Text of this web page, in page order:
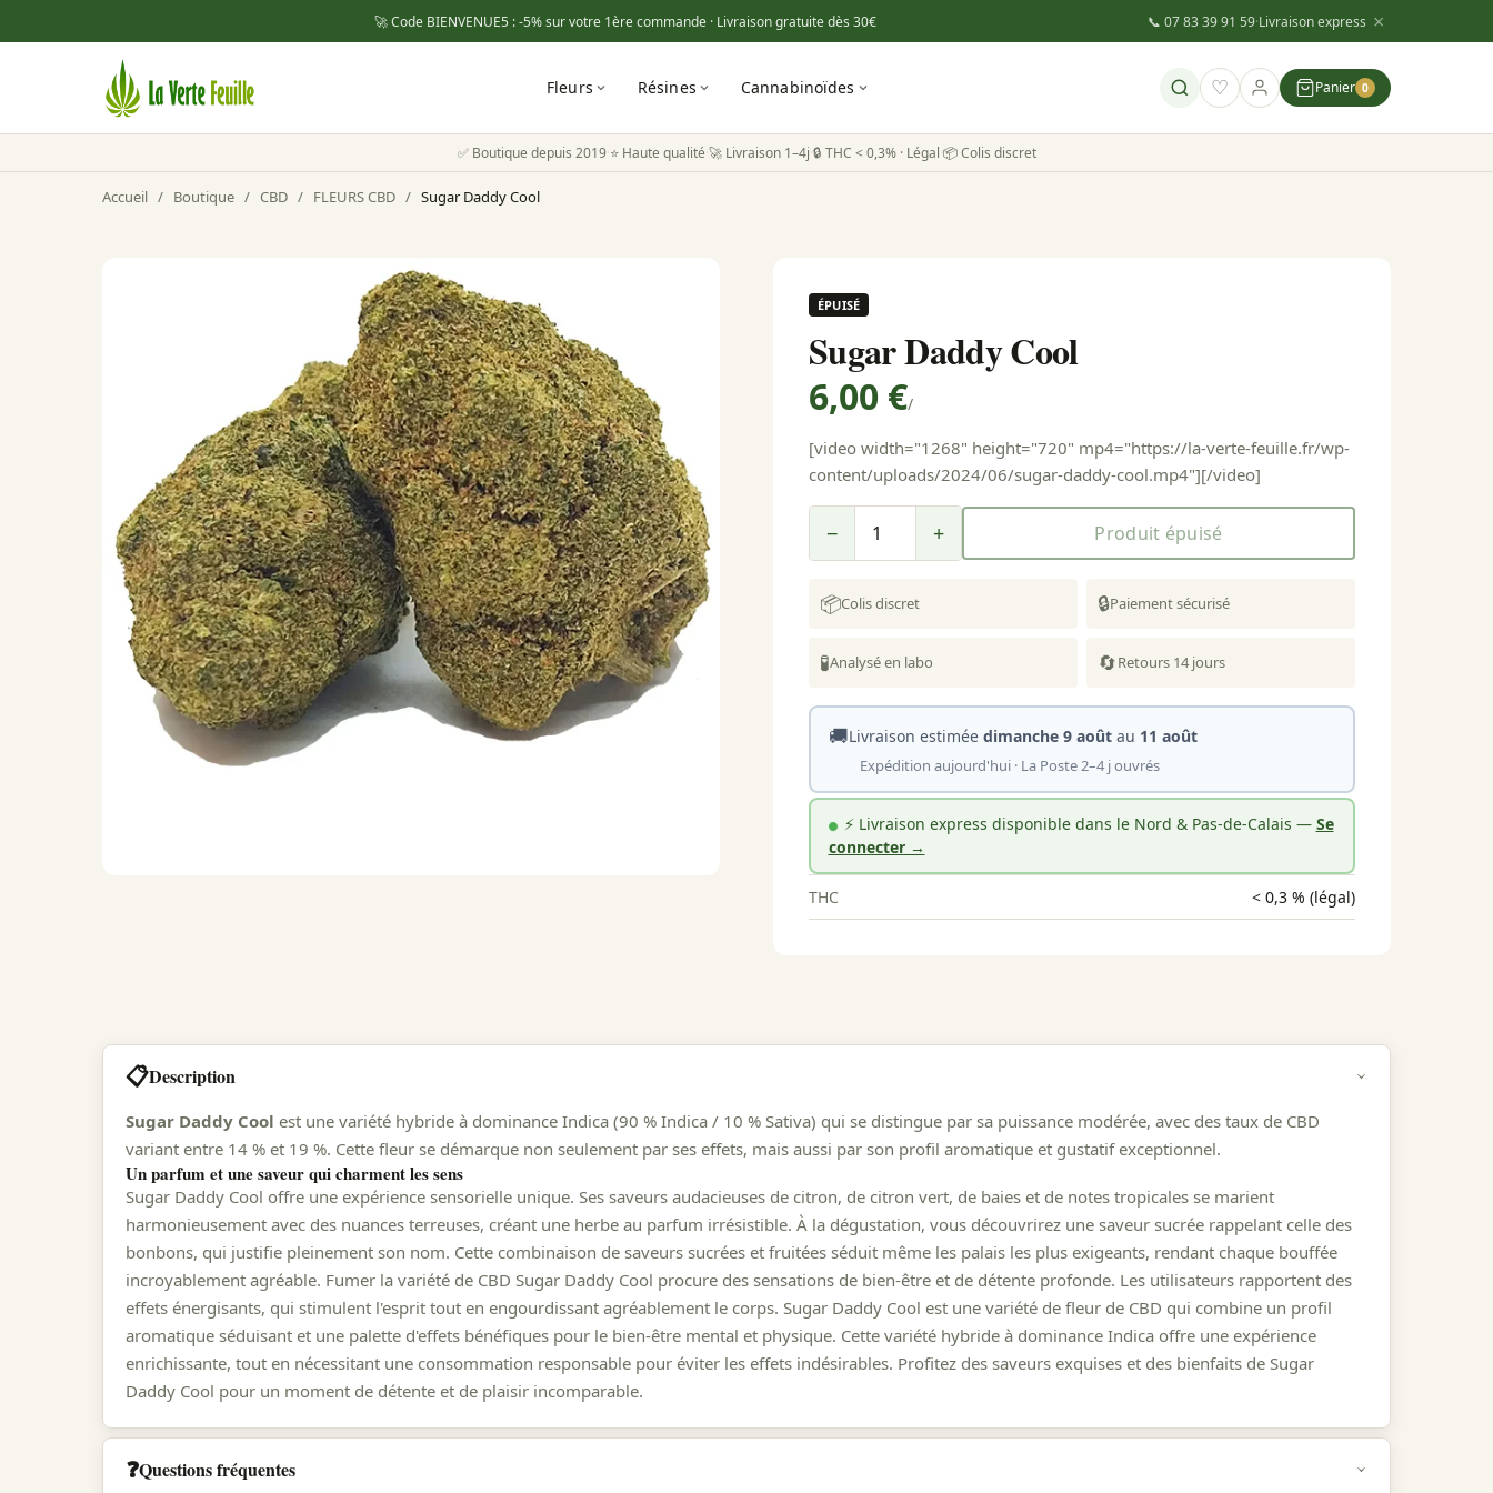
🚀 Code BIENVENUE5: -5% sur votre 1ère commande · Livraison gratuite dès 30€ 📞 07 83 39 91 59·Livraison express ×
Fleurs Résines Cannabinoïdes ♡ Panier 0
✅ Boutique depuis 2019·⭐ Haute qualité·🚀 Livraison 1–4j·🔒 THC < 0,3% · Légal·📦 Colis discret
Accueil / Boutique / CBD / FLEURS CBD / Sugar Daddy Cool
ÉPUISÉ
Sugar Daddy Cool
6,00 €/
[video width="1268" height="720" mp4="https://la-verte-feuille.fr/wp-
content/uploads/2024/06/sugar-daddy-cool.mp4"][/video]
− + Produit épuisé
📦Colis discret 🔒Paiement sécurisé
🧪Analysé en labo 🔄Retours 14 jours
🚚Livraison estimée dimanche 9 aoûtau 11 août
Expédition aujourd'hui · La Poste 2–4 j ouvrés
⚡ Livraison express disponible dans le Nord & Pas-de-Calais — Se
connecter →
THC < 0,3 % (légal)
📋Description
Sugar Daddy Cool est une variété hybride à dominance Indica (90 % Indica / 10 % Sativa) qui se distingue par sa puissance modérée, avec des taux de CBD
variant entre 14 % et 19 %. Cette fleur se démarque non seulement par ses effets, mais aussi par son profil aromatique et gustatif exceptionnel.
Un parfum et une saveur qui charment les sens
Sugar Daddy Cool offre une expérience sensorielle unique. Ses saveurs audacieuses de citron, de citron vert, de baies et de notes tropicales se marient
harmonieusement avec des nuances terreuses, créant une herbe au parfum irrésistible. À la dégustation, vous découvrirez une saveur sucrée rappelant celle des
bonbons, qui justifie pleinement son nom. Cette combinaison de saveurs sucrées et fruitées séduit même les palais les plus exigeants, rendant chaque bouffée
incroyablement agréable. Fumer la variété de CBD Sugar Daddy Cool procure des sensations de bien-être et de détente profonde. Les utilisateurs rapportent des
effets énergisants, qui stimulent l'esprit tout en engourdissant agréablement le corps. Sugar Daddy Cool est une variété de fleur de CBD qui combine un profil
aromatique séduisant et une palette d'effets bénéfiques pour le bien-être mental et physique. Cette variété hybride à dominance Indica offre une expérience
enrichissante, tout en nécessitant une consommation responsable pour éviter les effets indésirables. Profitez des saveurs exquises et des bienfaits de Sugar
Daddy Cool pour un moment de détente et de plaisir incomparable.
❓Questions fréquentes